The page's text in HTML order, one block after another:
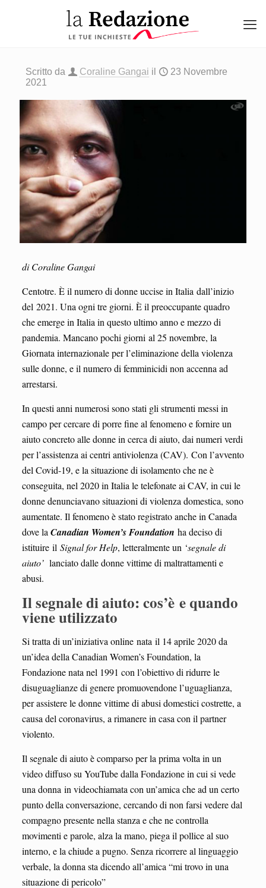
Scritto da Coraline Gangai il
23 Novembre
2021
di Coraline Gangai
Centotre. È il numero di donne uccise in Italia dall’inizio
del 2021. Una ogni tre giorni. È il preoccupante quadro
che emerge in Italia in questo ultimo anno e mezzo di
pandemia. Mancano pochi giorni al 25 novembre, la
Giornata internazionale per l’eliminazione della violenza
sulle donne, e il numero di femminicidi non accenna ad
arrestarsi.
In questi anni numerosi sono stati gli strumenti messi in
campo per cercare di porre fine al fenomeno e fornire un
aiuto concreto alle donne in cerca di aiuto, dai numeri verdi
per l’assistenza ai centri antiviolenza (CAV). Con l’avvento
del Covid-19, e la situazione di isolamento che ne è
conseguita, nel 2020 in Italia le telefonate ai CAV, in cui le
donne denunciavano situazioni di violenza domestica, sono
aumentate. Il fenomeno è stato registrato anche in Canada
dove laCanadian Women’s Foundation ha deciso di
istituire il Signal for Help, letteralmente un ‘segnale di
aiuto’ lanciato dalle donne vittime di maltrattamenti e
abusi.
Il segnale di aiuto: cos’è e quando
viene utilizzato
Si tratta di un’iniziativa online nata il 14 aprile 2020 da
un’idea della Canadian Women’s Foundation, la
Fondazione nata nel 1991 con l’obiettivo di ridurre le
disuguaglianze di genere promuovendone l’uguaglianza,
per assistere le donne vittime di abusi domestici costrette, a
causa del coronavirus, a rimanere in casa con il partner
violento.
Il segnale di aiuto è comparso per la prima volta in un
video diffuso su YouTube dalla Fondazione in cui si vede
una donna in videochiamata con un’amica che ad un certo
punto della conversazione, cercando di non farsi vedere dal
compagno presente nella stanza e che ne controlla
movimenti e parole, alza la mano, piega il pollice al suo
interno, e la chiude a pugno. Senza ricorrere al linguaggio
verbale, la donna sta dicendo all’amica “mi trovo in una
situazione di pericolo”